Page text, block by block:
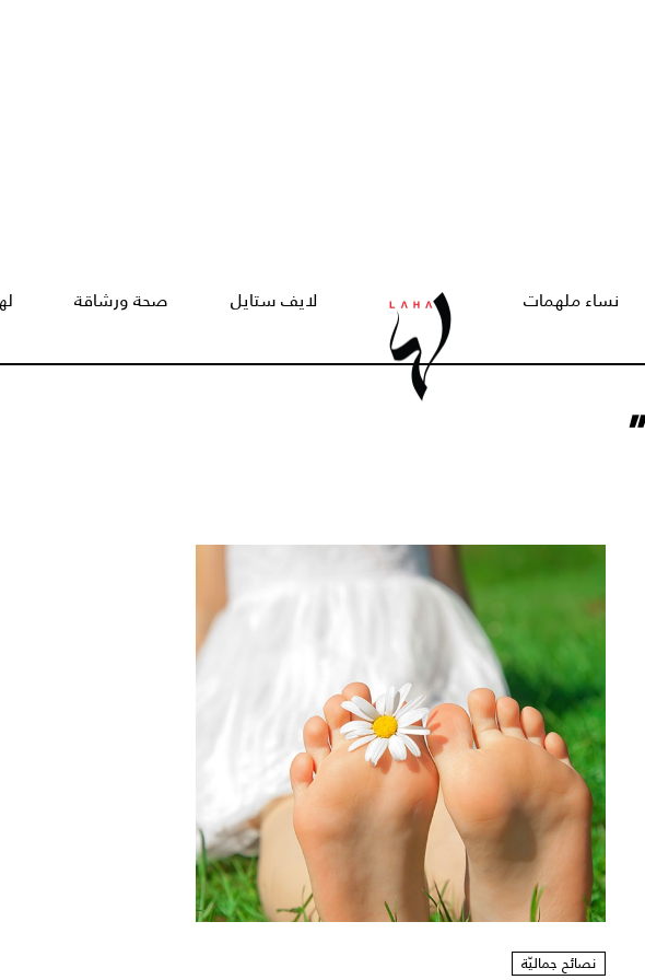
نساء ملهمات لايف ستايل صحة ورشاقة
نصائح جماليّة